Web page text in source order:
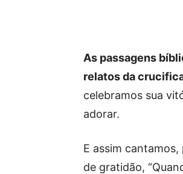
As passagens
relatos da
celebramos sua
adorar.
E assim
de gratidão,